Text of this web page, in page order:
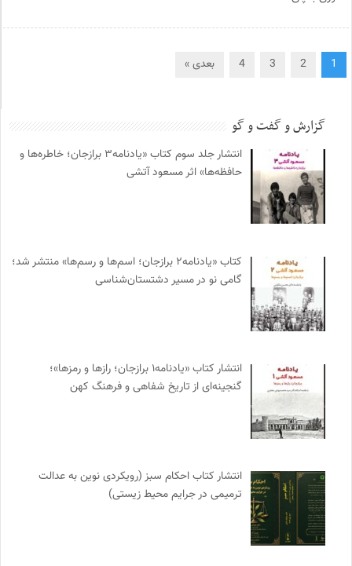
1
2
3
4 بعدی »
گزارش و گفت و گو
انتشار جلد سوم کتاب «یادنامه۳ برازجان؛ خاطره‌ها و
حافظه‌ها» اثر مسعود آتشی
کتاب «یادنامه۲ برازجان؛ اسم‌ها و رسم‌ها» منتشر شد؛
گامی نو در مسیر دشتستان‌شناسی
انتشار کتاب «یادنامه۱ برازجان؛ رازها و رمزها»؛
گنجینه‌ای از تاریخ شفاهی و فرهنگ کهن
انتشار کتاب احکام سبز (رویکردی نوین به عدالت
ترمیمی در جرایم محیط‌ زیستی)